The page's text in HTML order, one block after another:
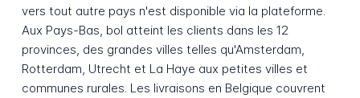
vers tout autre pays n'est disponible via la plateforme.
Aux Pays-Bas, bol atteint les clients dans les 12
provinces, des grandes villes telles qu'Amsterdam,
Rotterdam, Utrecht et La Haye aux petites villes et
communes rurales. Les livraisons en Belgique couvrent